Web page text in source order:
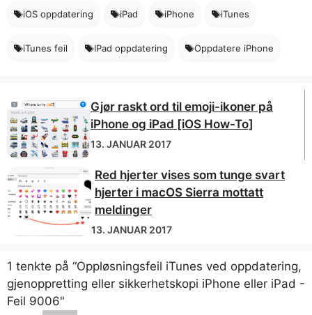
iOS oppdatering iPad iPhone iTunes
iTunes feil IPad oppdatering Oppdatere iPhone
Gjør raskt ord til emoji-ikoner på
iPhone og iPad [iOS How-To]
13. JANUAR 2017
Red hjerter vises som tunge svart
hjerter i macOS Sierra mottatt
meldinger
13. JANUAR 2017
1 tenkte på “Oppløsningsfeil iTunes ved oppdatering,
gjenoppretting eller sikkerhetskopi iPhone eller iPad -
Feil 9006"